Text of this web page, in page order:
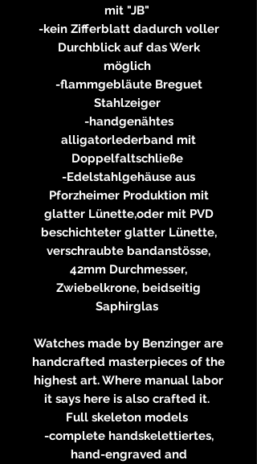
mit "JB"
-kein Zifferblatt dadurch voller
Durchblick auf das Werk
möglich
-flammgebläute Breguet
Stahlzeiger
-handgenähtes
alligatorlederband mit
Doppelfaltschließe
-Edelstahlgehäuse aus
Pforzheimer Produktion mit
glatter Lünette,oder mit PVD
beschichteter glatter Lünette,
verschraubte bandanstösse,
42mm Durchmesser,
Zwiebelkrone, beidseitig
Saphirglas
Watches made by Benzinger are
handcrafted masterpieces of the
highest art. Where manual labor
it says here is also crafted it.
Full skeleton models
-complete handskelettiertes,
hand-engraved and